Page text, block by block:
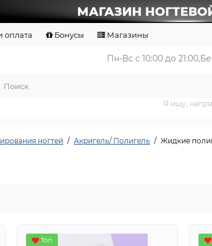
оплата Бонусы Магазины
Пн-Вс с 10:00 до 21:00,
Я ищу,
ногтей Акригель/ Полигель Жидкие
Топ